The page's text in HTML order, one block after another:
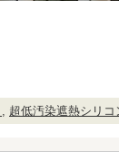
, 超低汚染遮熱シリコ